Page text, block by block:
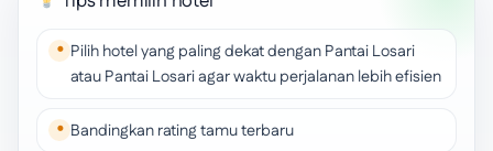
Pilih hotel yang paling dekat dengan Pantai Losari
atau Pantai Losari agar waktu perjalanan lebih efisien
Bandingkan rating tamu terbaru